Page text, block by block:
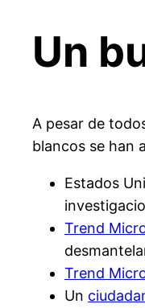
Un
A pesar de
blancos se han
Estados
Trend
Trend
Un